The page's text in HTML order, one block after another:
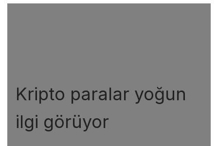
Kripto paralar yoğun
ilgi görüyor